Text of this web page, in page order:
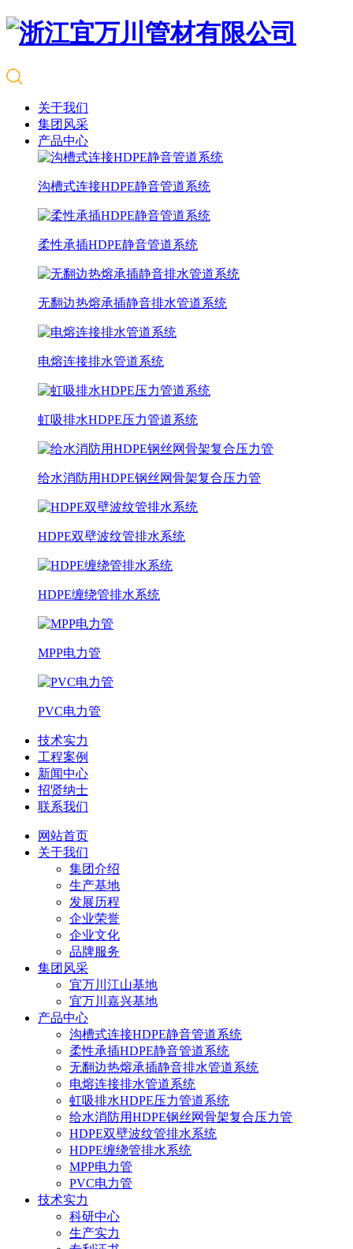
关于我们
集团风采
产品中心
沟槽式连接HDPE静音管道系统
柔性承插HDPE静音管道系统
无翻边热熔承插静音排水管道系统
电熔连接排水管道系统
虹吸排水HDPE压力管道系统
给水消防用HDPE钢丝网骨架复合压力管
HDPE双壁波纹管排水系统
HDPE缠绕管排水系统
MPP电力管
PVC电力管
技术实力
工程案例
新闻中心
招贤纳士
联系我们
网站首页
关于我们
集团介绍
生产基地
发展历程
企业荣誉
企业文化
品牌服务
集团风采
宜万川江山基地
宜万川嘉兴基地
产品中心
沟槽式连接HDPE静音管道系统
柔性承插HDPE静音管道系统
无翻边热熔承插静音排水管道系统
电熔连接排水管道系统
虹吸排水HDPE压力管道系统
给水消防用HDPE钢丝网骨架复合压力管
HDPE双壁波纹管排水系统
HDPE缠绕管排水系统
MPP电力管
PVC电力管
技术实力
科研中心
生产实力